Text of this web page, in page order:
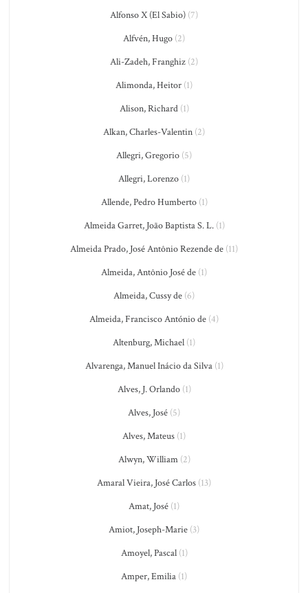
Alfonso X (El Sabio) (7)
Alfvén, Hugo (2)
Ali-Zadeh, Franghiz (2)
Alimonda, Heitor (1)
Alison, Richard(1)
Alkan, Charles-Valentin (2)
Allegri, Gregorio (5)
Allegri, Lorenzo (1)
Allende, Pedro Humberto(1)
Almeida Garret, João Baptista S. L.(1)
Almeida Prado, José Antônio Rezende de (11)
Almeida, Antônio José de (1)
Almeida, Cussy de (6)
Almeida, Francisco António de (4)
Altenburg, Michael (1)
Alvarenga, Manuel Inácio da Silva(1)
Alves, J. Orlando(1)
Alves, José (5)
Alves, Mateus (1)
Alwyn, William(2)
Amaral Vieira, José Carlos (13)
Amat, José (1)
Amiot, Joseph-Marie (3)
Amoyel, Pascal(1)
Amper, Emilia (1)